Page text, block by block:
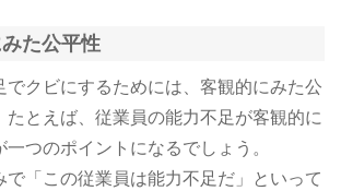
た公平性
でクビにするためには、客観的にみた公
たとえば、従業員の能力不足が客観的に
つのポイントになるでしょう。
で「この従業員は能力不足だ」といって